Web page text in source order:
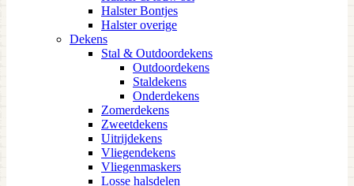
Halster Bontjes
Halster overige
Dekens
Stal & Outdoordekens
Outdoordekens
Staldekens
Onderdekens
Zomerdekens
Zweetdekens
Uitrijdekens
Vliegendekens
Vliegenmaskers
Losse halsdelen